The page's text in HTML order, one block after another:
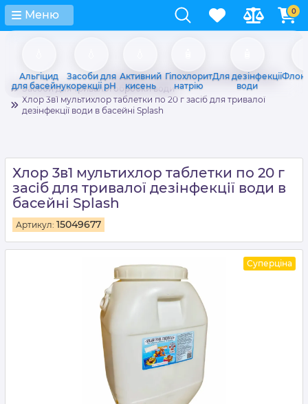
Меню 0
Альгіцид
для басейну
Засоби для
корекції pH
Активний
кисень
Гіпохлорит
натрію
Для дезінфекції
води
Головна
Засоби для дезінфекції води
Засоби для тривалої обробки води
Хлор 3в1 мультихлор таблетки по 20 г засіб для тривалої
дезінфекції води в басейні Splash
Хлор 3в1 мультихлор таблетки по 20 г
засіб для тривалої дезінфекції води в
басейні Splash
Артикул: 15049677
Суперціна